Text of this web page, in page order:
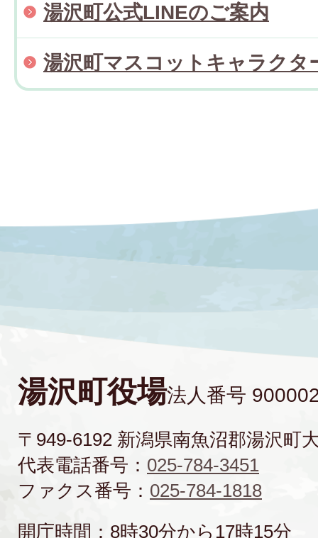
湯沢町公式LINEのご案内
湯沢町マスコットキャラクタ
湯沢町役場法人番号
〒949-6192 新潟県南魚沼郡湯沢町
代表電話番号： 025-784-3451
ファクス番号： 025-784-1818
開庁時間：8時30分から17時15分